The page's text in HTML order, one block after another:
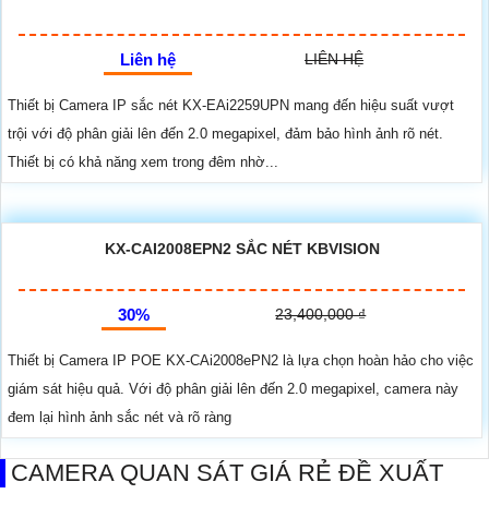
Liên hệ LIÊN HỆ
Thiết bị Camera IP sắc nét KX-EAi2259UPN mang đến hiệu suất vượt
trội với độ phân giải lên đến 2.0 megapixel, đảm bảo hình ảnh rõ nét.
Thiết bị có khả năng xem trong đêm nhờ...
KX-CAI2008EPN2 SẮC NÉT KBVISION
30% 23,400,000 ₫
Thiết bị Camera IP POE KX-CAi2008ePN2 là lựa chọn hoàn hảo cho việc
giám sát hiệu quả. Với độ phân giải lên đến 2.0 megapixel, camera này
đem lại hình ảnh sắc nét và rõ ràng
CAMERA QUAN SÁT GIÁ RẺ ĐỀ XUẤT